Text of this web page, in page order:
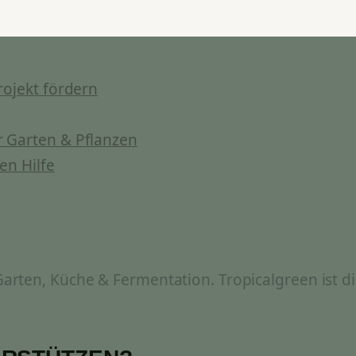
fördern
& Pflanzen
Hilfe
Küche & Fermentation. Tropicalgreen ist